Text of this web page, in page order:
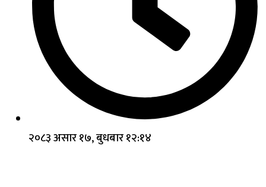
२०८३ असार १७, बुधबार १२:१४